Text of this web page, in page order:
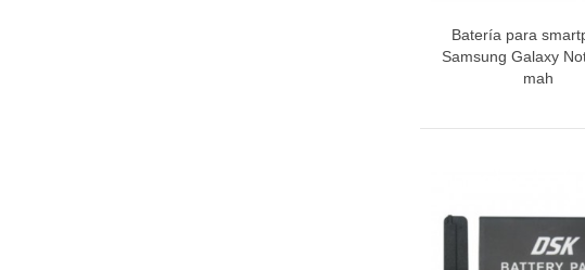
Vista rápida
Batería para
Samsung Galaxy
mah